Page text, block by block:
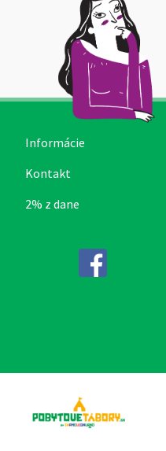
Informácie
Kontakt
2% z dane